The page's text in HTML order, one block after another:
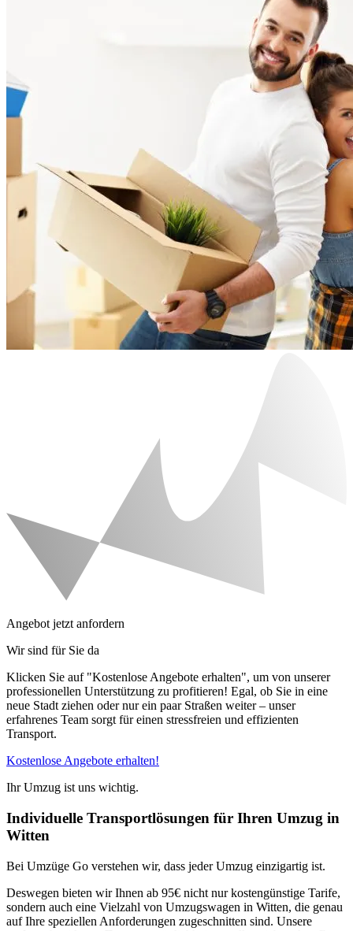
Angebot jetzt anfordern
Wir sind für Sie da
Klicken Sie auf "Kostenlose Angebote erhalten", um von unserer
professionellen Unterstützung zu profitieren! Egal, ob Sie in eine
neue Stadt ziehen oder nur ein paar Straßen weiter – unser
erfahrenes Team sorgt für einen stressfreien und effizienten
Transport.
Kostenlose Angebote erhalten!
Ihr Umzug ist uns wichtig.
Individuelle Transportlösungen für Ihren Umzug in
Witten
Bei Umzüge Go verstehen wir, dass jeder Umzug einzigartig ist.
Deswegen bieten wir Ihnen ab 95€ nicht nur kostengünstige Tarife,
sondern auch eine Vielzahl von Umzugswagen in Witten, die genau
auf Ihre speziellen Anforderungen zugeschnitten sind. Unsere